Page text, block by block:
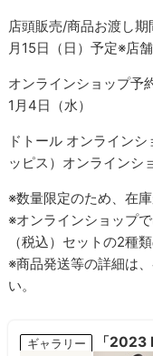
店頭販売/商品お渡し
月15日（日）予定※店
オンラインショップ予
1月4日（水）
ドトール オンライン
ッピス）オンラインシ
※数量限定のため、在
※オンラインショップ
（税込）セットの2種類
※商品発送等の詳細は
い。
ギャラリー 「2023